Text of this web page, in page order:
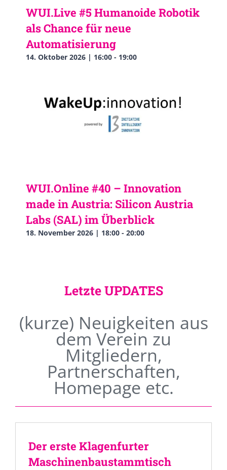
WUI.Live #5 Humanoide Robotik
als Chance für neue
Automatisierung
14. Oktober 2026 | 16:00 - 19:00
WUI.Online #40 – Innovation
made in Austria: Silicon Austria
Labs (SAL) im Überblick
18. November 2026 | 18:00 - 20:00
Letzte UPDATES
(kurze) Neuigkeiten aus
dem Verein zu
Mitgliedern,
Partnerschaften,
Homepage etc.
Der erste Klagenfurter
Maschinenbaustammtisch